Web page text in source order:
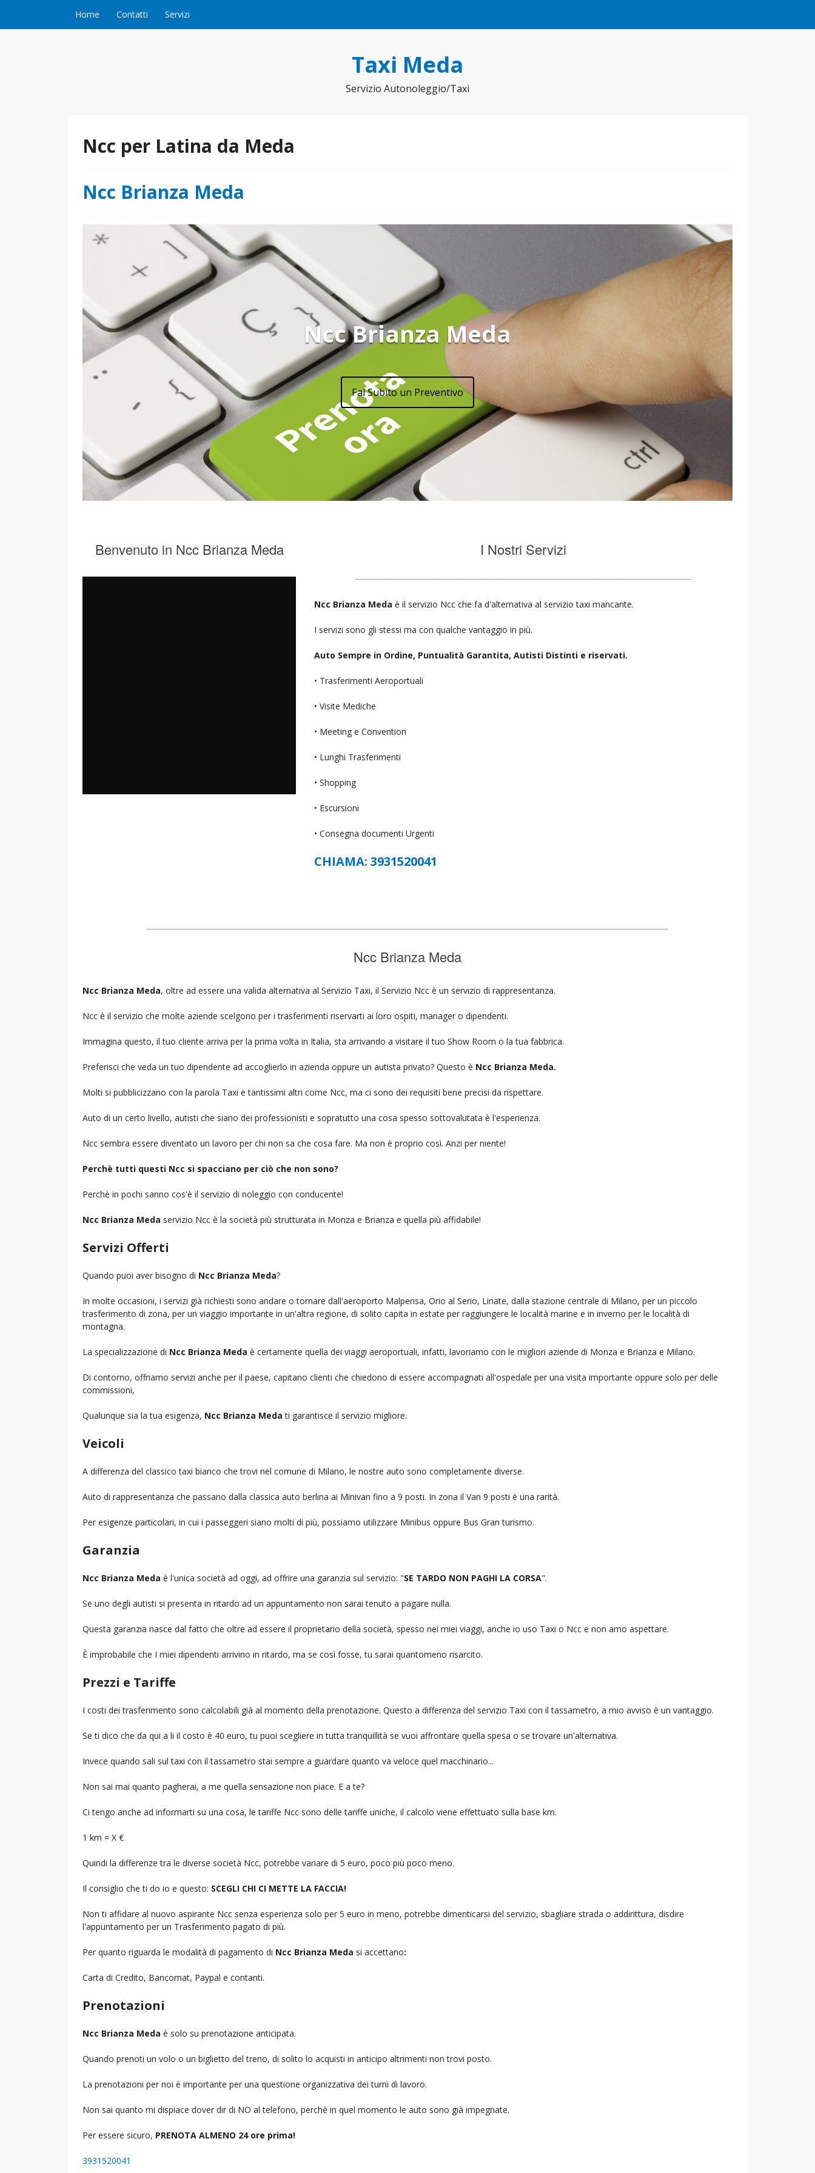
Home Contatti Servizi
Taxi Meda
Servizio Autonoleggio/Taxi
Ncc per Latina da Meda
Ncc Brianza Meda
Ncc Brianza Meda
Fai Subito un Preventivo
Benvenuto in Ncc Brianza Meda I Nostri Servizi
Ncc Brianza Medaè il servizio Ncc che fa d'alternativa al servizio taxi mancante.
I servizi sono gli stessi ma con qualche vantaggio in più.
Auto Sempre in Ordine, Puntualità Garantita, Autisti Distinti e riservati.
• Trasferimenti Aeroportuali
• Visite Mediche
• Meeting e Convention
• Lunghi Trasferimenti
• Shopping
• Escursioni
• Consegna documenti Urgenti
CHIAMA: 3931520041
Ncc Brianza Meda
Ncc Brianza Meda, oltre ad essere una valida alternativa al Servizio Taxi, il Servizio Ncc è un servizio di rappresentanza.
Ncc è il servizio che molte aziende scelgono per i trasferimenti riservarti ai loro ospiti, manager o dipendenti.
Immagina questo, il tuo cliente arriva per la prima volta in Italia, sta arrivando a visitare il tuo Show Room o la tua fabbrica.
Preferisci che veda un tuo dipendente ad accoglierlo in azienda oppure un autista privato? Questo è Ncc Brianza Meda.
Molti si pubblicizzano con la parola Taxi e tantissimi altri come Ncc, ma ci sono dei requisiti bene precisi da rispettare.
Auto di un certo livello, autisti che siano dei professionisti e sopratutto una cosa spesso sottovalutata è l'esperienza.
Ncc sembra essere diventato un lavoro per chi non sa che cosa fare. Ma non è proprio così. Anzi per niente!
Perchè tutti questi Ncc si spacciano per ciò che non sono?
Perchè in pochi sanno cos'è il servizio di noleggio con conducente!
Ncc Brianza Meda servizio Ncc è la società più strutturata in Monza e Brianza e quella più affidabile!
Servizi Offerti
Quando puoi aver bisogno di Ncc Brianza Meda?
In molte occasioni, i servizi già richiesti sono andare o tornare dall'aeroporto Malpensa, Orio al Serio, Linate, dalla stazione centrale di Milano, per un piccolo
trasferimento di zona, per un viaggio importante in un'altra regione, di solito capita in estate per raggiungere le località marine e in inverno per le località di
montagna.
La specializzazione di Ncc Brianza Meda è certamente quella dei viaggi aeroportuali, infatti, lavoriamo con le migliori aziende di Monza e Brianza e Milano.
Di contorno, offriamo servizi anche per il paese, capitano clienti che chiedono di essere accompagnati all'ospedale per una visita importante oppure solo per delle
commissioni,
Qualunque sia la tua esigenza, Ncc Brianza Meda ti garantisce il servizio migliore.
Veicoli
A differenza del classico taxi bianco che trovi nel comune di Milano, le nostre auto sono completamente diverse.
Auto di rappresentanza che passano dalla classica auto berlina ai Minivan fino a 9 posti. In zona il Van 9 posti è una rarità.
Per esigenze particolari, in cui i passeggeri siano molti di più, possiamo utilizzare Minibus oppure Bus Gran turismo.
Garanzia
Ncc Brianza Meda è l'unica società ad oggi, ad offrire una garanzia sul servizio: "SE TARDO NON PAGHI LA CORSA".
Se uno degli autisti si presenta in ritardo ad un appuntamento non sarai tenuto a pagare nulla.
Questa garanzia nasce dal fatto che oltre ad essere il proprietario della società, spesso nei miei viaggi, anche io uso Taxi o Ncc e non amo aspettare.
È improbabile che I miei dipendenti arrivino in ritardo, ma se così fosse, tu sarai quantomeno risarcito.
Prezzi e Tariffe
I costi dei trasferimento sono calcolabili già al momento della prenotazione. Questo a differenza del servizio Taxi con il tassametro, a mio avviso è un vantaggio.
Se ti dico che da qui a li il costo è 40 euro, tu puoi scegliere in tutta tranquillità se vuoi affrontare quella spesa o se trovare un'alternativa.
Invece quando sali sul taxi con il tassametro stai sempre a guardare quanto va veloce quel macchinario...
Non sai mai quanto pagherai, a me quella sensazione non piace. E a te?
Ci tengo anche ad informarti su una cosa, le tariffe Ncc sono delle tariffe uniche, il calcolo viene effettuato sulla base km.
1 km = X €
Quindi la differenze tra le diverse società Ncc, potrebbe variare di 5 euro, poco più poco meno.
Il consiglio che ti do io e questo: SCEGLI CHI CI METTE LA FACCIA!
Non ti affidare al nuovo aspirante Ncc senza esperienza solo per 5 euro in meno, potrebbe dimenticarsi del servizio, sbagliare strada o addirittura, disdire
l'appuntamento per un Trasferimento pagato di più.
Per quanto riguarda le modalità di pagamento di Ncc Brianza Meda si accettano:
Carta di Credito, Bancomat, Paypal e contanti.
Prenotazioni
Ncc Brianza Meda è solo su prenotazione anticipata.
Quando prenoti un volo o un biglietto del treno, di solito lo acquisti in anticipo altrimenti non trovi posto.
La prenotazioni per noi è importante per una questione organizzativa dei turni di lavoro.
Non sai quanto mi dispiace dover dir di NO al telefono, perchè in quel momento le auto sono già impegnate.
Per essere sicuro, PRENOTA ALMENO 24 ore prima!
3931520041